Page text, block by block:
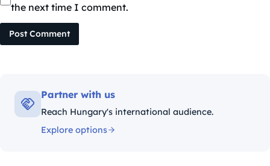
the next time I comment.
Post Comment
Partner with us
Reach Hungary's international audience.
Explore options